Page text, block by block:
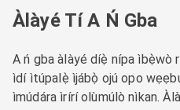
Àlàyé Tí A Ń Gba
A ń gba àlàyé díẹ̀ nípa
ìdí ìtúpalẹ̀ ìjábọ̀ ojú opo
ìmúdára ìrírí olùmúlò nìkan.